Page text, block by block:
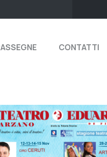
CONTATTI